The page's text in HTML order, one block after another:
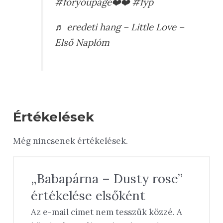
♬ eredeti hang – Little Love –
Első Naplóm
Értékelések
Még nincsenek értékelések.
„Babapárna – Dusty rose”
értékelése elsőként
Az e-mail címet nem tesszük közzé. A